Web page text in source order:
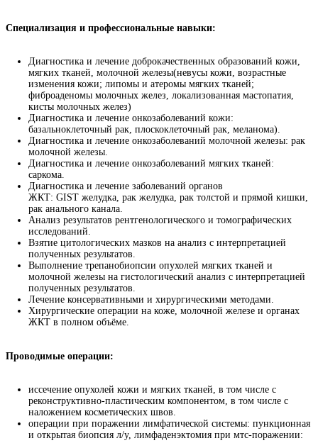
Специализация и профессиональные навыки:
Диагностика и лечение доброкачественных образований кожи,
мягких тканей, молочной железы(невусы кожи, возрастные
изменения кожи; липомы и атеромы мягких тканей;
фиброаденомы молочных желез, локализованная мастопатия,
кисты молочных желез)
Диагностика и лечение онкозаболеваний кожи:
базальноклеточный рак, плоскоклеточный рак, меланома).
Диагностика и лечение онкозаболеваний молочной железы: рак
молочной железы.
Диагностика и лечение онкозаболеваний мягких тканей:
саркома.
Диагностика и лечение заболеваний органов
ЖКТ: GIST желудка, рак желудка, рак толстой и прямой кишки,
рак анального канала.
Анализ результатов рентгенологического и томографических
исследований.
Взятие цитологических мазков на анализ с интерпретацией
полученных результатов.
Выполнение трепанобиопсии опухолей мягких тканей и
молочной железы на гистологический анализ с интерпретацией
полученных результатов.
Лечение консервативными и хирургическими методами.
Хирургические операции на коже, молочной железе и органах
ЖКТ в полном объёме.
Проводимые операции:
иссечение опухолей кожи и мягких тканей, в том числе с
реконструктивно-пластическим компонентом, в том числе с
наложением косметических швов.
операции при поражении лимфатической системы: пункционная
и открытая биопсия л/у, лимфаденэктомия при мтс-поражении: